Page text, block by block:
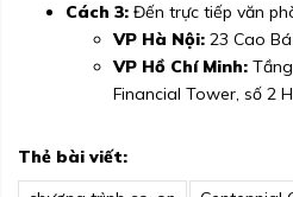
Cách 3: Đến trực tiếp văn
VP Hà Nội: 23 Cao
VP Hồ Chí Minh:
Financial Tower, số 2
Thẻ bài viết: